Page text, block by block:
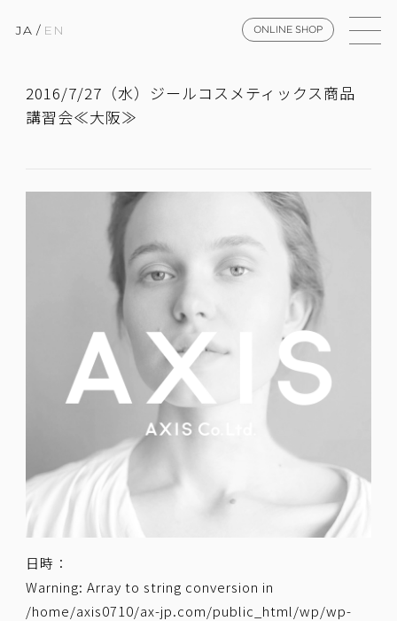
JA / EN ONLINE SHOP
2016/7/27（水）ジールコスメティックス商品
講習会≪大阪≫
日時：
Warning: Array to string conversion in
/home/axis0710/ax-jp.com/public_html/wp/wp-